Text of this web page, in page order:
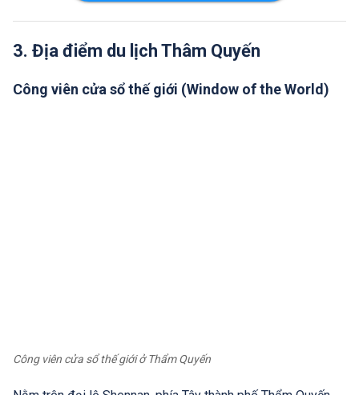
3. Địa điểm du lịch Thâm Quyến
Công viên cửa sổ thế giới (Window of the World)
Công viên cửa sổ thế giới ở Thẩm Quyến